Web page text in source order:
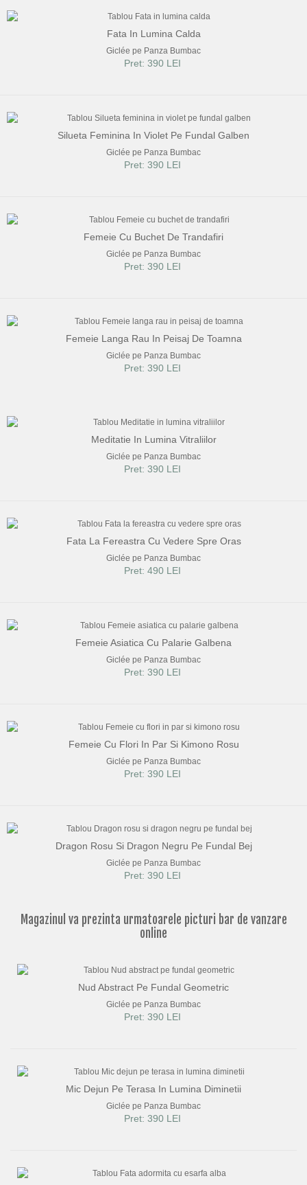
Fata In Lumina Calda
Giclée pe Panza Bumbac
Pret: 390 LEI
Silueta Feminina In Violet Pe Fundal Galben
Giclée pe Panza Bumbac
Pret: 390 LEI
Femeie Cu Buchet De Trandafiri
Giclée pe Panza Bumbac
Pret: 390 LEI
Femeie Langa Rau In Peisaj De Toamna
Giclée pe Panza Bumbac
Pret: 390 LEI
Meditatie In Lumina Vitraliilor
Giclée pe Panza Bumbac
Pret: 390 LEI
Fata La Fereastra Cu Vedere Spre Oras
Giclée pe Panza Bumbac
Pret: 490 LEI
Femeie Asiatica Cu Palarie Galbena
Giclée pe Panza Bumbac
Pret: 390 LEI
Femeie Cu Flori In Par Si Kimono Rosu
Giclée pe Panza Bumbac
Pret: 390 LEI
Dragon Rosu Si Dragon Negru Pe Fundal Bej
Giclée pe Panza Bumbac
Pret: 390 LEI
Magazinul va prezinta urmatoarele picturi bar de vanzare
online
Nud Abstract Pe Fundal Geometric
Giclée pe Panza Bumbac
Pret: 390 LEI
Mic Dejun Pe Terasa In Lumina Diminetii
Giclée pe Panza Bumbac
Pret: 390 LEI